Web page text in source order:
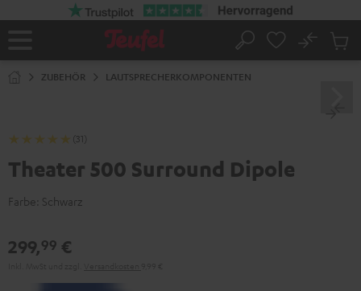
Startseite
Suche
No
ZUBEHÖR LAUTSPRECHERKOMPONENTEN
(31)
Theater 500 Surround Dipole
Farbe: Schwarz
299,99 €